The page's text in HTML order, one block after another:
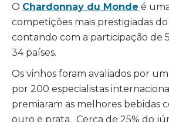
O Chardonnay du Monde é
competições mais prestigiadas
contando com a participação de
34 países.
Os vinhos foram avaliados por
por 200 especialistas
premiaram as melhores bebidas
ouro e prata. Cerca de 25% do